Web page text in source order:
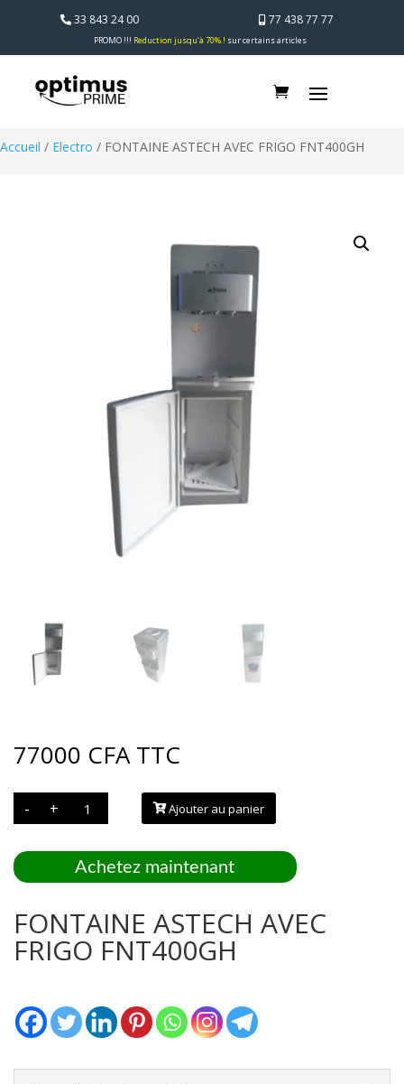
33 843 24 00 77 438 77 77
PROMO !!! Reduction jusqu’à 70% ! sur certains articles
Accueil / Electro / FONTAINE ASTECH AVEC FRIGO FNT400GH
77000 CFA TTC
-
quantité
FONTAINE
AVEC
FRIGO
FNT400GH
+ Ajouter au panier
Achetez maintenant
FONTAINE ASTECH AVEC
FRIGO FNT400GH